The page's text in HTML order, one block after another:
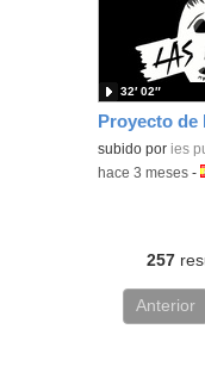
Contenido
subido pories
32′ 02″
-hace 3 meses -
257
Anterior